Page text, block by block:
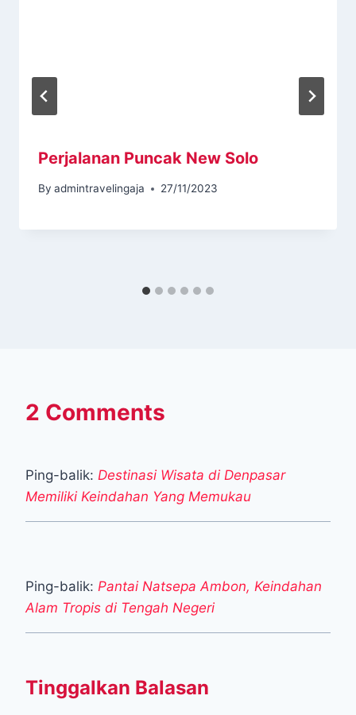
Perjalanan Puncak New Solo
By admintravelingaja 27/11/2023
2 Comments
Ping-balik: Destinasi Wisata di Denpasar
Memiliki Keindahan Yang Memukau
Ping-balik: Pantai Natsepa Ambon, Keindahan
Alam Tropis di Tengah Negeri
Tinggalkan Balasan